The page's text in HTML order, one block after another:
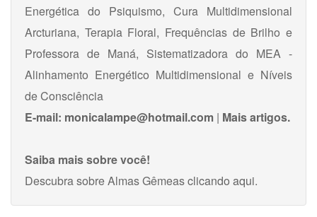
Energética do Psiquismo, Cura Multidimensional
Arcturiana, Terapia Floral, Frequências de Brilho e
Professora de Maná, Sistematizadora do MEA -
Alinhamento Energético Multidimensional e Níveis
de Consciência
E-mail: monicalampe@hotmail.com | Mais artigos.
Saiba mais sobre você!
Descubra sobre Almas Gêmeasclicando aqui.